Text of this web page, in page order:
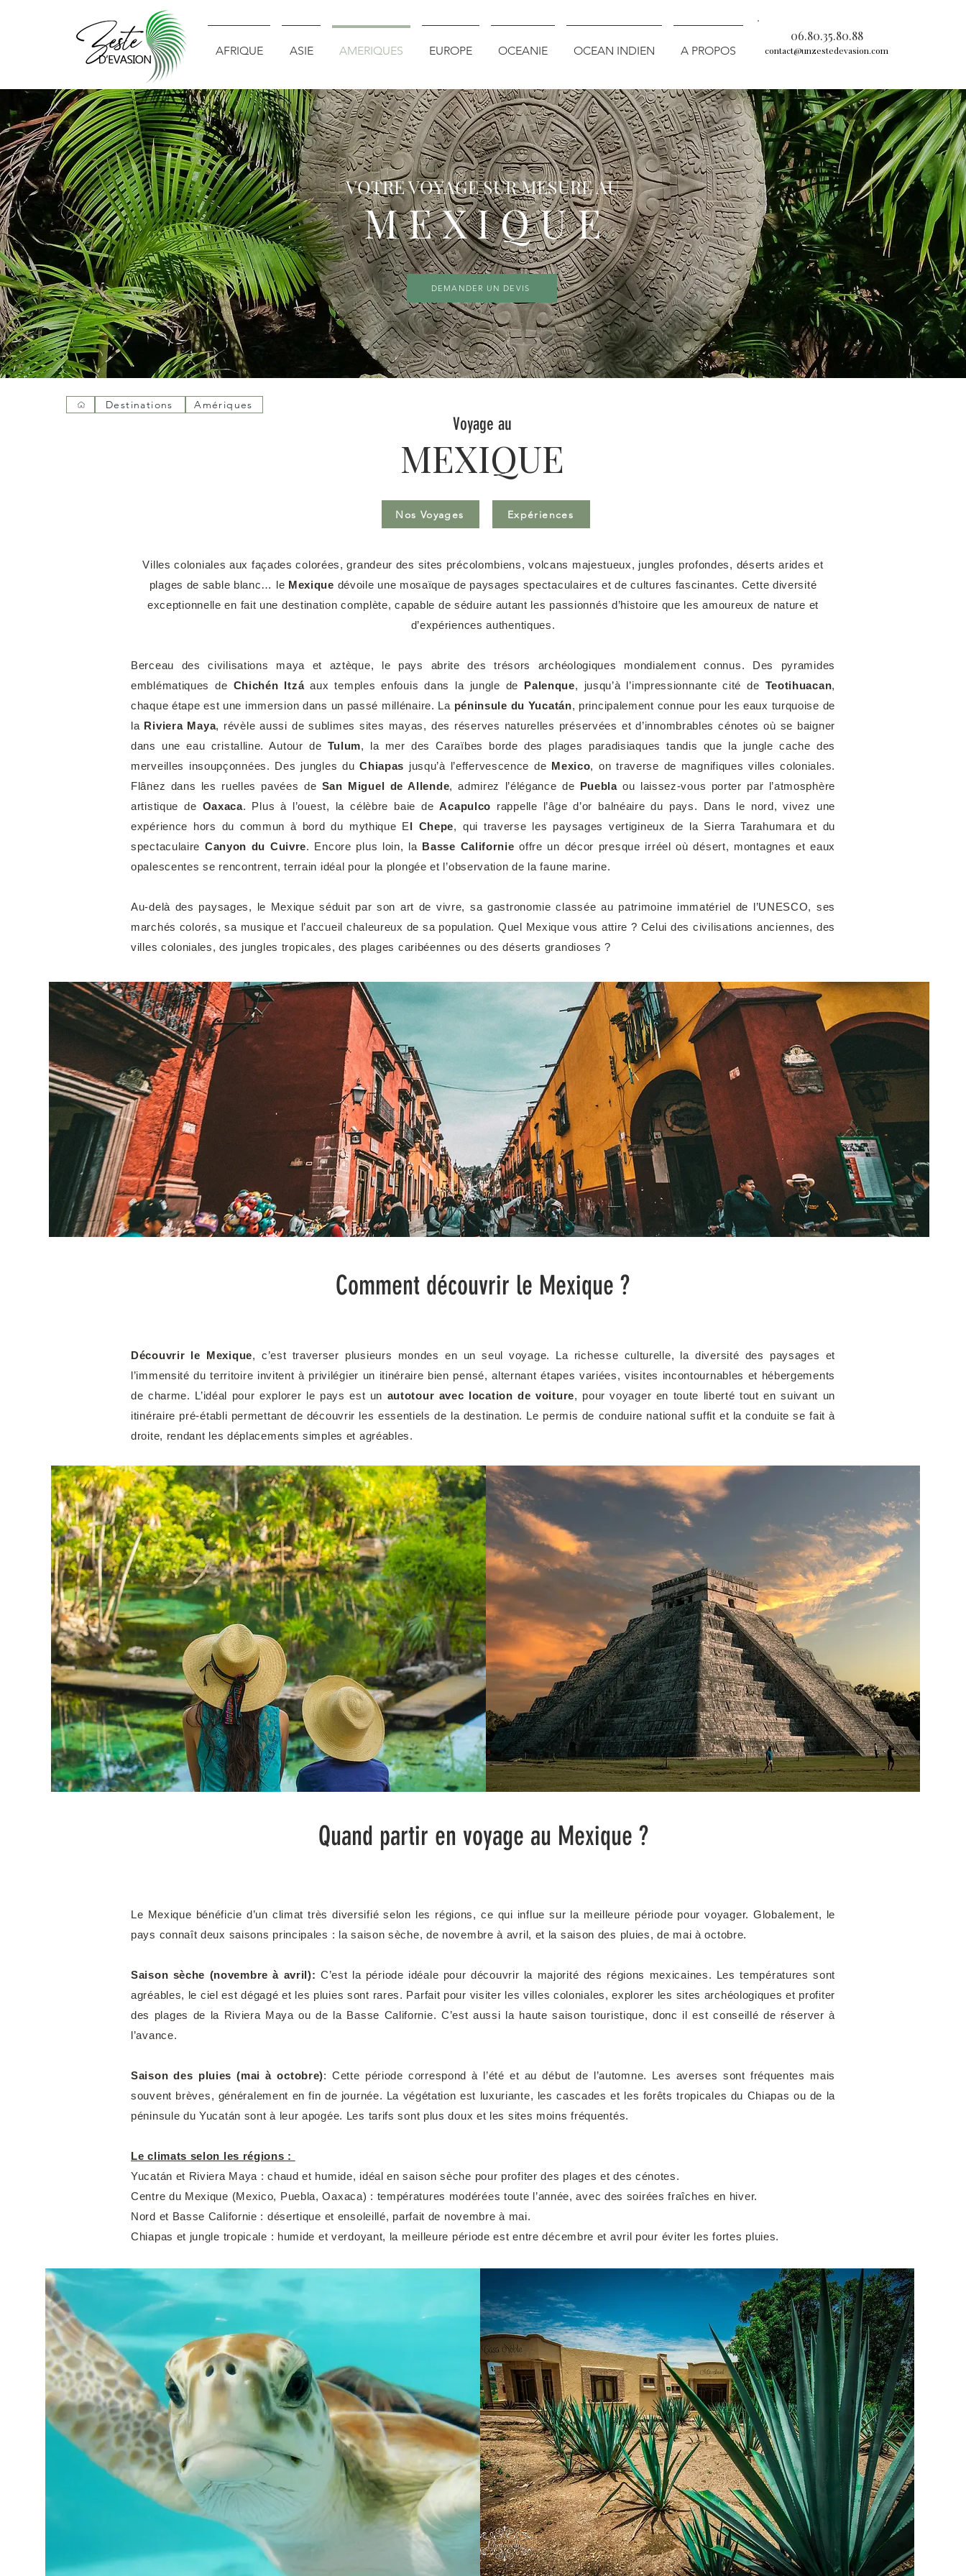
AFRIQUE ASIE AMERIQUES EUROPE OCEANIE OCEAN INDIEN A PROPOS
06.80.35.80.88
contact@unzestedevasion.com
VOTRE VOYAGE SUR MESURE AU
M E X I Q U E
DEMANDER UN DEVIS
Voyage au
MEXIQUE
Destinations Amériques
Nos Voyages Expériences
Villes coloniales aux façades colorées, grandeur des sites précolombiens, volcans majestueux, jungles profondes, déserts arides et
plages de sable blanc… le Mexique dévoile une mosaïque de paysages spectaculaires et de cultures fascinantes. Cette diversité
exceptionnelle en fait une destination complète, capable de séduire autant les passionnés d’histoire que les amoureux de nature et
d’expériences authentiques.
Berceau des civilisations maya et aztèque, le pays abrite des trésors archéologiques mondialement connus. Des pyramides
emblématiques de Chichén Itzáaux temples enfouis dans la jungle de Palenque, jusqu’à l’impressionnante cité de Teotihuacan,
chaque étape est une immersion dans un passé millénaire. La péninsule du Yucatán, principalement connue pour les eaux turquoise de
la Riviera Maya, révèle aussi de sublimes sites mayas, des réserves naturelles préservées et d’innombrables cénotes où se baigner
dans une eau cristalline. Autour de Tulum, la mer des Caraïbes borde des plages paradisiaques tandis que la jungle cache des
merveilles insoupçonnées. Des jungles duChiapas jusqu’à l’effervescence de Mexico, on traverse de magnifiques villes coloniales.
Flânez dans les ruelles pavées de San Miguel de Allende, admirez l’élégance de Pueblaou laissez-vous porter par l’atmosphère
artistique de Oaxaca. Plus à l’ouest, la célèbre baie deAcapulco rappelle l’âge d’or balnéaire du pays. Dans le nord, vivez une
expérience hors du commun à bord du mythique El Chepe, qui traverse les paysages vertigineux de la Sierra Tarahumara et du
spectaculaire Canyon du Cuivre. Encore plus loin, la Basse Californie offre un décor presque irréel où désert, montagnes et eaux
opalescentes se rencontrent, terrain idéal pour la plongée et l’observation de la faune marine.
Au-delà des paysages, le Mexique séduit par son art de vivre, sa gastronomie classée au patrimoine immatériel de l’UNESCO, ses
marchés colorés, sa musique et l’accueil chaleureux de sa population. Quel Mexique vous attire ? Celui des civilisations anciennes, des
villes coloniales, des jungles tropicales, des plages caribéennes ou des déserts grandioses ?
Comment découvrir le Mexique ?
Découvrir le Mexique, c’est traverser plusieurs mondes en un seul voyage. La richesse culturelle, la diversité des paysages et
l’immensité du territoire invitent à privilégier un itinéraire bien pensé, alternant étapes variées, visites incontournables et hébergements
de charme. L’idéal pour explorer le pays est un autotour avec location de voiture, pour voyager en toute liberté tout en suivant un
itinéraire pré-établi permettant de découvrir les essentiels de la destination. Le permis de conduire national suffit et la conduite se fait à
droite, rendant les déplacements simples et agréables.
Quand partir en voyage au Mexique ?
Le Mexique bénéficie d’un climat très diversifié selon les régions, ce qui influe sur la meilleure période pour voyager. Globalement, le
pays connaît deux saisons principales : la saison sèche, de novembre à avril, et la saison des pluies, de mai à octobre.
Saison sèche (novembre à avril): C’est la période idéale pour découvrir la majorité des régions mexicaines. Les températures sont
agréables, le ciel est dégagé et les pluies sont rares. Parfait pour visiter les villes coloniales, explorer les sites archéologiques et profiter
des plages de la Riviera Maya ou de la Basse Californie. C’est aussi la haute saison touristique, donc il est conseillé de réserver à
l’avance.
Saison des pluies (mai à octobre): Cette période correspond à l’été et au début de l’automne. Les averses sont fréquentes mais
souvent brèves, généralement en fin de journée. La végétation est luxuriante, les cascades et les forêts tropicales du Chiapas ou de la
péninsule du Yucatán sont à leur apogée. Les tarifs sont plus doux et les sites moins fréquentés.
Le climats selon les régions :
Yucatán et Riviera Maya : chaud et humide, idéal en saison sèche pour profiter des plages et des cénotes.
Centre du Mexique (Mexico, Puebla, Oaxaca) : températures modérées toute l’année, avec des soirées fraîches en hiver.
Nord et Basse Californie : désertique et ensoleillé, parfait de novembre à mai.
Chiapas et jungle tropicale : humide et verdoyant, la meilleure période est entre décembre et avril pour éviter les fortes pluies.